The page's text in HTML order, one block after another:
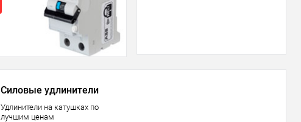
Силовые удлинители
Удлинители на катушках по
лучшим ценам